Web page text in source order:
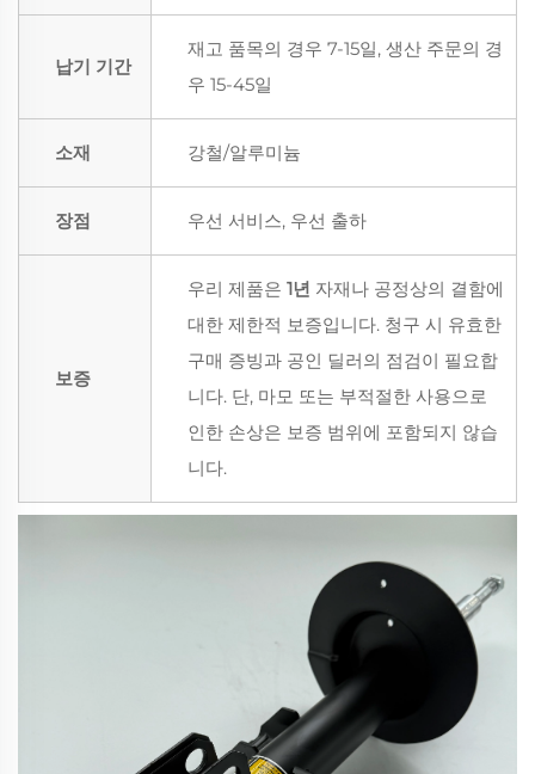
납기 기간
재고 품목의 경우 7-15일, 생산 주문의 경
우 15-45일
소재 강철/알루미늄
장점 우선 서비스, 우선 출하
보증
우리 제품은 1년 자재나 공정상의 결함에
대한 제한적 보증입니다. 청구 시 유효한
구매 증빙과 공인 딜러의 점검이 필요합
니다. 단, 마모 또는 부적절한 사용으로
인한 손상은 보증 범위에 포함되지 않습
니다.